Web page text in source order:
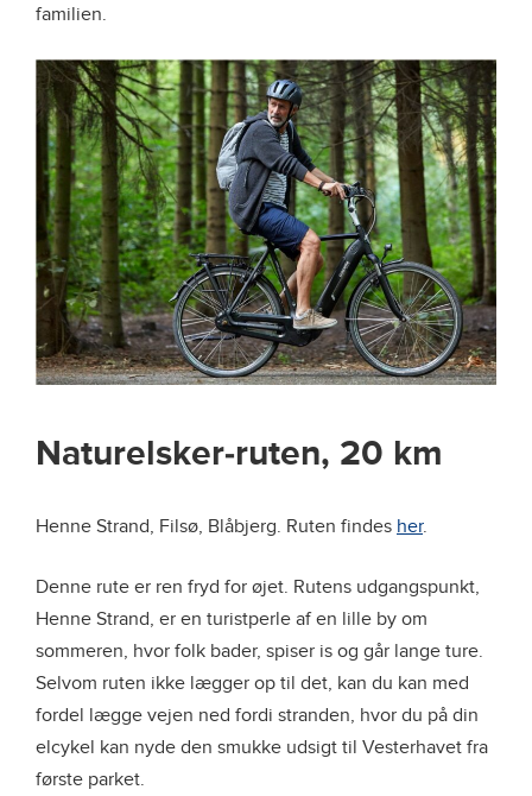
familien.
Naturelsker-ruten, 20 km
Henne Strand, Filsø, Blåbjerg. Ruten findes her.
Denne rute er ren fryd for øjet. Rutens udgangspunkt,
Henne Strand, er en turistperle af en lille by om
sommeren, hvor folk bader, spiser is og går lange ture.
Selvom ruten ikke lægger op til det, kan du kan med
fordel lægge vejen ned fordi stranden, hvor du på din
elcykel kan nyde den smukke udsigt til Vesterhavet fra
første parket.